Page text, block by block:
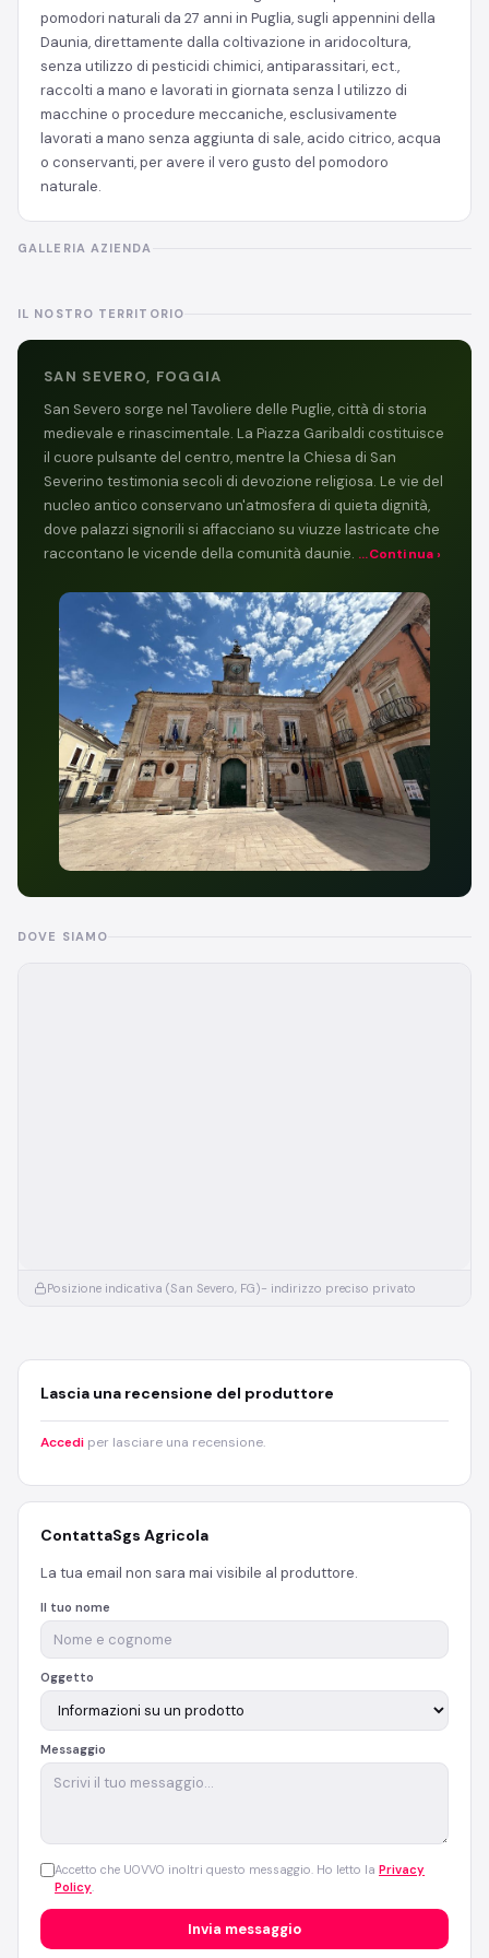
pomodori naturali da 27 anni in Puglia, sugli appennini della
Daunia, direttamente dalla coltivazione in aridocoltura,
senza utilizzo di pesticidi chimici, antiparassitari, ect.,
raccolti a mano e lavorati in giornata senza l utilizzo di
macchine o procedure meccaniche, esclusivamente
lavorati a mano senza aggiunta di sale, acido citrico, acqua
o conservanti, per avere il vero gusto del pomodoro
naturale.
GALLERIA AZIENDA
IL NOSTRO TERRITORIO
SAN SEVERO, FOGGIA
San Severo sorge nel Tavoliere delle Puglie, città di storia
medievale e rinascimentale. La Piazza Garibaldi costituisce
il cuore pulsante del centro, mentre la Chiesa di San
Severino testimonia secoli di devozione religiosa. Le vie del
nucleo antico conservano un'atmosfera di quieta dignità,
dove palazzi signorili si affacciano su viuzze lastricate che
raccontano le vicende della comunità daunie. ...Continua ›
DOVE SIAMO
Posizione indicativa (San Severo, FG)- indirizzo preciso privato
Lascia una recensione del produttore
Accedi per lasciare una recensione.
ContattaSgs Agricola
La tua email non sara mai visibile al produttore.
Il tuo nome
Oggetto
Messaggio
Accetto che UOVVO inoltri questo messaggio. Ho letto la Privacy
Policy.
Invia messaggio